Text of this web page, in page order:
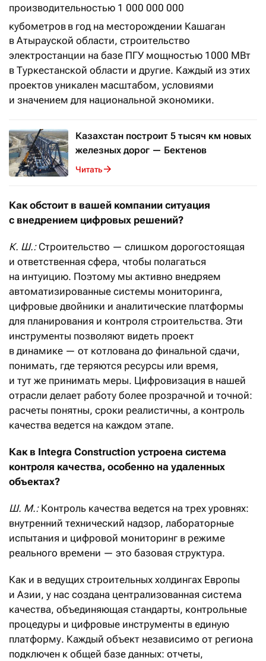
производительностью 1 000 000 000
кубометров в год на место­рождении Кашаган
в Атырауской области, строительство
электростанции на базе ПГУ мощностью 1000 МВт
в Туркестанской области и другие. Каждый из этих
проектов уникален масштабом, условиями
и значением для национальной экономики.
Казахстан построит 5 тысяч км новых
железных дорог — Бектенов
Читать
Как обстоит в вашей компании ситуация
с внедрением цифровых решений?
К. Ш.: Строительство — слишком дорогостоящая
и ответственная сфера, чтобы полагаться
на интуицию. Поэтому мы активно внедряем
автоматизированные системы мониторинга,
цифровые двойники и аналитические платформы
для планирования и контроля строительства. Эти
инструменты позволяют видеть проект
в динамике — от котлована до финальной сдачи,
понимать, где теряются ресурсы или время,
и тут же принимать меры. Цифровизация в нашей
отрасли делает работу более прозрачной и точной:
расчеты понятны, сроки реалистичны, а контроль
качества ведется на каждом этапе.
Как в Integra Construction устроена система
контроля качества, особенно на удаленных
объектах?
Ш. М.:Контроль качества ведется на трех уровнях:
внутренний технический надзор, лабораторные
испытания и цифровой мониторинг в режиме
реального времени — это базовая структура.
Как и в ведущих строительных холдингах Европы
и Азии, у нас создана централизованная система
качества, объединяющая стандарты, контрольные
процедуры и цифровые инструменты в единую
платформу. Каждый объект независимо от региона
подключен к общей базе данных: отчеты,